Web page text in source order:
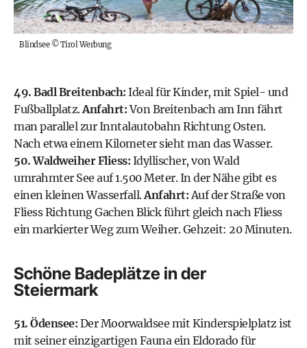
Blindsee©Tirol Werbung
49. Badl Breitenbach: Ideal für Kinder, mit Spiel- und
Fußballplatz.Anfahrt:Von Breitenbach am Inn fährt
man parallel zur Inntalautobahn Richtung Osten.
Nach etwa einem Kilometer sieht man das Wasser.
50. Waldweiher Fliess: Idyllischer, von Wald
umrahmter See auf 1.500 Meter. In der Nähe gibt es
einen kleinen Wasserfall.Anfahrt: Auf der Straße von
Fliess Richtung Gachen Blick führt gleich nach Fliess
ein markierter Weg zum Weiher. Gehzeit: 20 Minuten.
Schöne Badeplätze in der
Steiermark
51. Ödensee: Der Moorwaldsee mit Kinderspielplatz ist
mit seiner einzigartigen Fauna ein Eldorado für